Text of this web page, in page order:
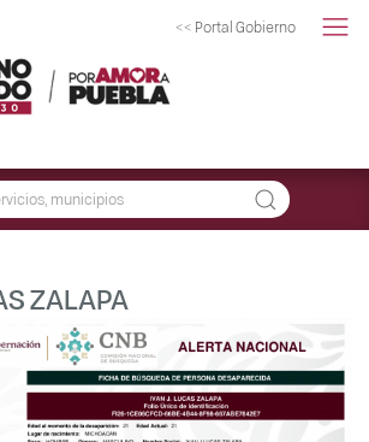
<< Portal Gobierno
ZALAPA